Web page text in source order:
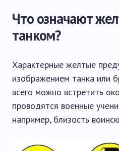
Что означают
танком?
Характерные желтые
изображением танка или
всего можно встретить
проводятся военные
например, близость